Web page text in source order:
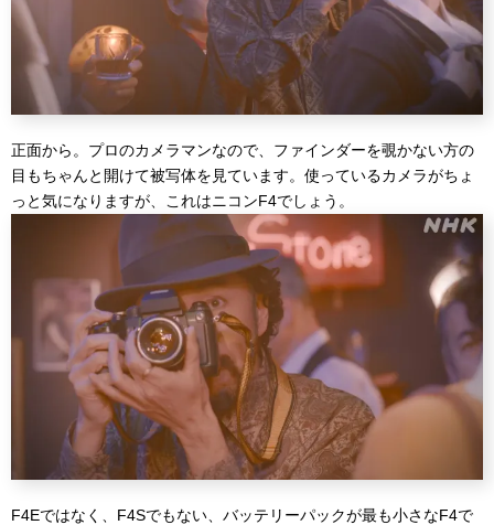
正面から。プロのカメラマンなので、ファインダーを覗かない方の
目もちゃんと開けて被写体を見ています。使っているカメラがちょ
っと気になりますが、これはニコンF4でしょう。
F4Eではなく、F4Sでもない、バッテリーパックが最も小さなF4で